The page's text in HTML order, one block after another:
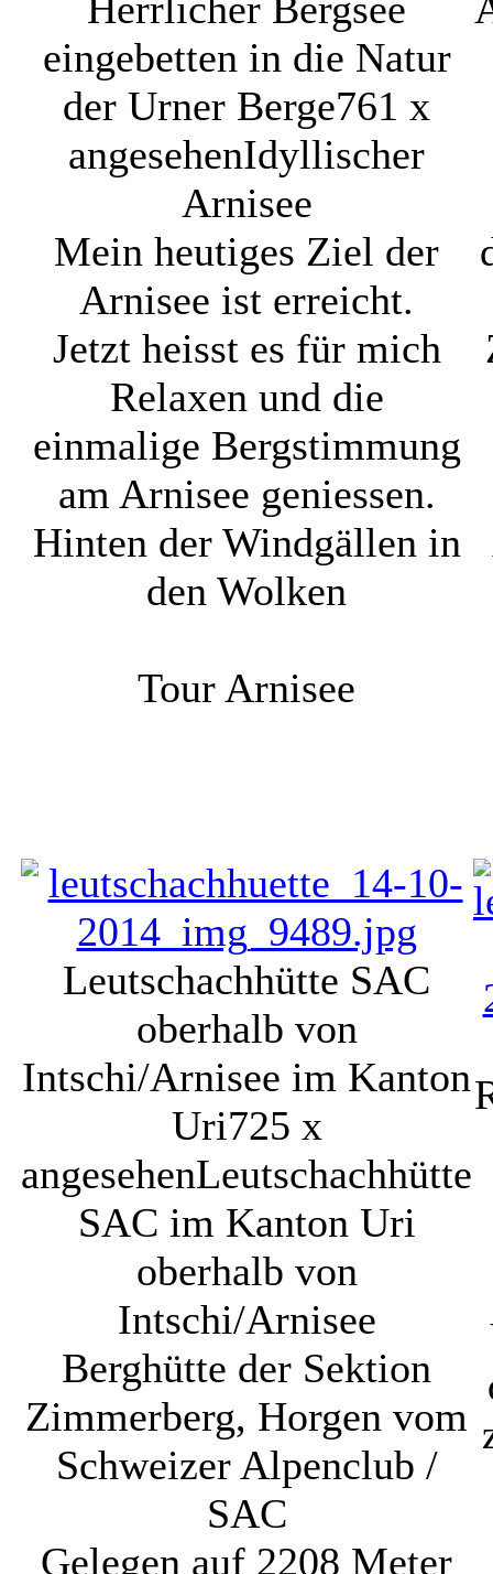
eingebetten in die Natur
der Urner Berge761 x
angesehenIdyllischer
Arnisee
Mein heutiges Ziel der
Arnisee ist erreicht.
Jetzt heisst es für mich
Relaxen und die
einmalige Bergstimmung
am Arnisee geniessen.
Hinten der Windgällen in
den Wolken
Tour Arnisee
Leutschachhütte SAC
oberhalb von
Intschi/Arnisee im Kanton
Uri725 x
angesehenLeutschachhütte
SAC im Kanton Uri
oberhalb von
Intschi/Arnisee
Berghütte der Sektion
Zimmerberg, Horgen vom
Schweizer Alpenclub /
SAC
Gelegen auf 2208 Meter